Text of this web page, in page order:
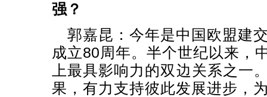
强？
郭嘉昆： 今年是中国欧盟建
成立80周年。半个世纪以来，
上最具影响力的双边关系之一
果，有力支持彼此发展进步，